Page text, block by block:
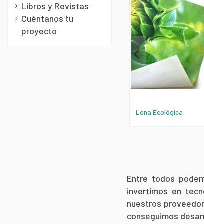
Lona Ecológica
Entre todos
invertimos en
nuestros
conseguimos
Libros y Revistas
Cuéntanos tu
proyecto